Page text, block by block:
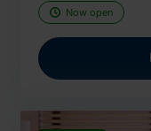
Now open